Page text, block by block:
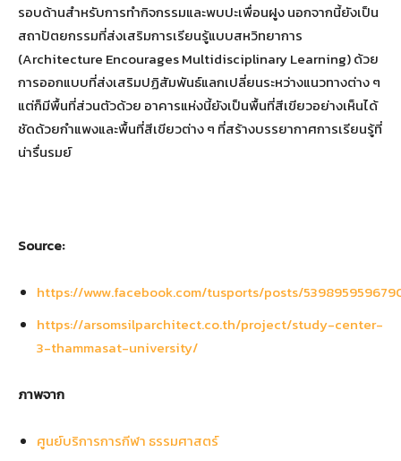
รอบด้านสำหรับการทำกิจกรรมและพบปะเพื่อนฝูง นอกจากนี้ยังเป็น
สถาปัตยกรรมที่ส่งเสริมการเรียนรู้แบบสหวิทยาการ
(Architecture Encourages Multidisciplinary Learning) ด้วย
การออกแบบที่ส่งเสริมปฏิสัมพันธ์แลกเปลี่ยนระหว่างแนวทางต่าง ๆ
แต่ก็มีพื้นที่ส่วนตัวด้วย อาคารแห่งนี้ยังเป็นพื้นที่สีเขียวอย่างเห็นได้
ชัดด้วยกำแพงและพื้นที่สีเขียวต่าง ๆ ที่สร้างบรรยากาศการเรียนรู้ที่
น่ารื่นรมย์
Source:
https://www.facebook.com/tusports/posts/
https://arsomsilparchitect.co.th/project/study-center-
3-thammasat-university/
ภาพจาก
ศูนย์บริการการกีฬา ธรรมศาสตร์